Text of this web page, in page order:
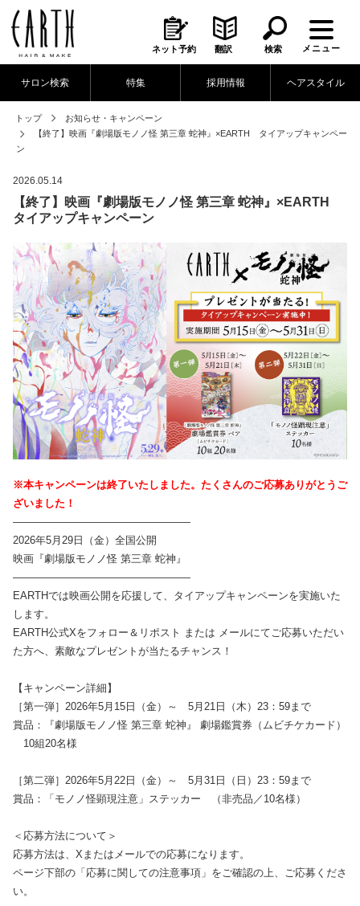
ネット予約 翻訳 検索 メニュー
サロン検索 特集 採用情報 ヘアスタイル
トップ
お知らせ・キャンペーン
【終了】映画『劇場版モノノ怪 第三章 蛇神』×EARTH タイアップキャンペー
ン
2026.05.14
【終了】映画『劇場版モノノ怪 第三章 蛇神』×EARTH
タイアップキャンペーン
※本キャンペーンは終了いたしました。たくさんのご応募ありがとうご
ざいました！
―――――――――――――――――
2026年5月29日（金）全国公開
映画『劇場版モノノ怪 第三章 蛇神』
―――――――――――――――――
EARTHでは映画公開を応援して、タイアップキャンペーンを実施いた
します。
EARTH公式Xをフォロー＆リポスト または メールにてご応募いただい
た方へ、素敵なプレゼントが当たるチャンス！
【キャンペーン詳細】
［第一弾］2026年5月15日（金）～ 5月21日（木）23：59まで
賞品：『劇場版モノノ怪 第三章 蛇神』 劇場鑑賞券（ムビチケカード）
10組20名様
［第二弾］2026年5月22日（金）～ 5月31日（日）23：59まで
賞品：「モノノ怪顕現注意」ステッカー （非売品／10名様）
＜応募方法について＞
応募方法は、Xまたはメールでの応募になります。
ページ下部の「応募に関しての注意事項」をご確認の上、ご応募くださ
い。